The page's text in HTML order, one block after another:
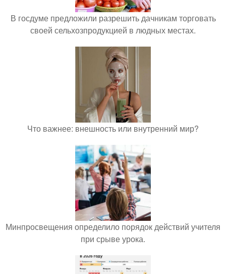
В госдуме предложили разрешить дачникам торговать
своей сельхозпродукцией в людных местах.
Что важнее: внешность или внутренний мир?
Минпросвещения определило порядок действий учителя
при срыве урока.